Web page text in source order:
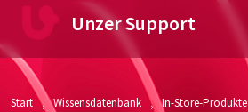
Zum hauptsächlichen Inhalt gehen
Unzer Support
Start Wissensdatenbank In-Store-Produkte